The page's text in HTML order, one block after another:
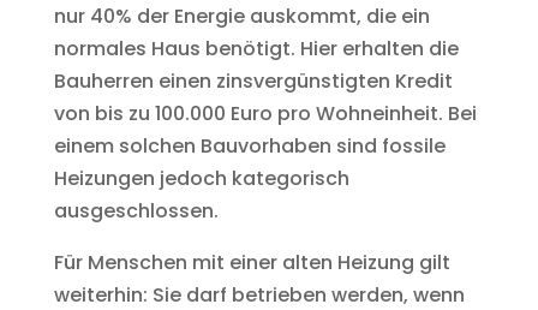
nur 40% der Energie auskommt, die ein
normales Haus benötigt. Hier erhalten die
Bauherren einen zinsvergünstigten Kredit
von bis zu 100.000 Euro pro Wohneinheit. Bei
einem solchen Bauvorhaben sind fossile
Heizungen jedoch kategorisch
ausgeschlossen.
Für Menschen mit einer alten Heizung gilt
weiterhin: Sie darf betrieben werden, wenn